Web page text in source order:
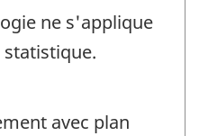
ne s'applique
avec plan